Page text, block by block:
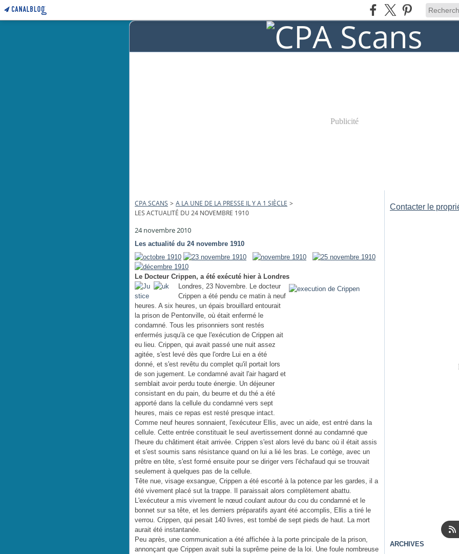
Publicité
CPA SCANS > A LA UNE DE LA PRESSE IL Y A 1 SIÈCLE >
LES ACTUALITÉ DU 24 NOVEMBRE 1910
24 novembre 2010
Les actualité du 24 novembre 1910
Le Docteur Crippen, a été exécuté hier à Londres
Londres, 23 Novembre. Le docteur
Crippen a été pendu ce matin à neuf
heures. A six heures, un épais brouillard entourait
la prison de Pentonville, où était enfermé le
condamné. Tous les prisonniers sont restés
enfermés jusqu'à ce que l'exécution de Crippen ait
eu lieu. Crippen, qui avait passé une nuit assez
agitée, s'est levé dès que l'ordre Lui en a été
donné, et s'est revêtu du complet qu'il portait lors
de son jugement. Le condamné avait l'air hagard et
semblait avoir perdu toute énergie. Un déjeuner
consistant en du pain, du beurre et du thé a été
apporté dans la cellule du condamné vers sept
heures, mais ce repas est resté presque intact.
Comme neuf heures sonnaient, l'exécuteur Ellis, avec un aide, est entré dans la
cellule. Cette entrée constituait le seul avertissement donné au condamné que
l'heure du châtiment était arrivée. Crippen s'est alors levé du banc où il était assis
et s'est soumis sans résistance quand on lui a lié les bras. Le cortège, avec un
prêtre en tête, s'est formé ensuite pour se diriger vers l'échafaud qui se trouvait
seulement à quelques pas de la cellule.
Tête nue, visage exsangue, Crippen a été escorté à la potence par les gardes, il a
été vivement placé sut la trappe. Il paraissait alors complètement abattu.
L'exécuteur a mis vivement le nœud coulant autour du cou du condamné et le
bonnet sur sa tête, et les derniers préparatifs ayant été accomplis, Ellis a tiré le
verrou. Crippen, qui pesait 140 livres, est tombé de sept pieds de haut. La mort
aurait été instantanée.
Peu après, une communication a été affichée à la porte principale de la prison,
annonçant que Crippen avait subi la suprême peine de la loi. Une foule nombreuse
Contacter le
ARCHIVES